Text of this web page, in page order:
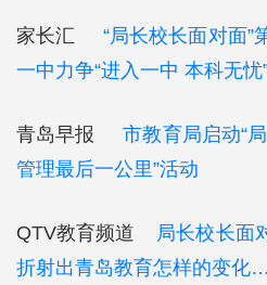
家长汇 “局长校长面对面”
一中力争“进入一中 本科无忧
青岛早报市教育局启动“
管理最后一公里”活动
QTV教育频道 局长校长面
折射出青岛教育怎样的变化…